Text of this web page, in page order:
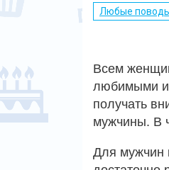
Любые
Всем
любимыми и
получать
мужчины. В
Для мужчин